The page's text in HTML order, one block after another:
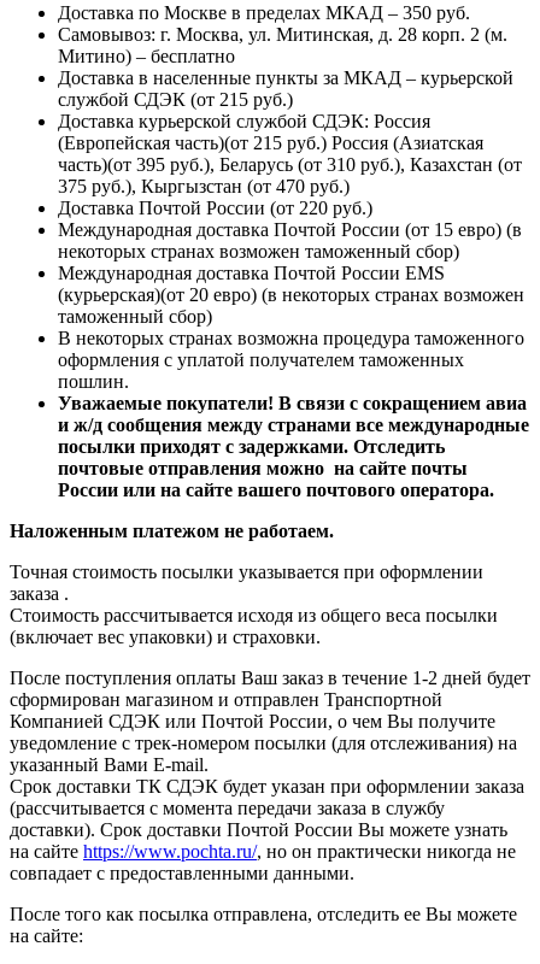
Доставка по Москве в пределах МКАД – 350 руб.
Самовывоз: г. Москва, ул. Митинская, д. 28 корп. 2 (м.
Митино) – бесплатно
Доставка в населенные пункты за МКАД – курьерской
службой СДЭК (от 215 руб.)
Доставка курьерской службой СДЭК: Россия
(Европейская часть)(от 215 руб.) Россия (Азиатская
часть)(от 395 руб.), Беларусь (от 310 руб.), Казахстан (от
375 руб.), Кыргызстан (от 470 руб.)
Доставка Почтой России (от 220 руб.)
Международная доставка Почтой России (от 15 евро) (в
некоторых странах возможен таможенный сбор)
Международная доставка Почтой России EMS
(курьерская)(от 20 евро) (в некоторых странах возможен
таможенный сбор)
В некоторых странах возможна процедура таможенного
оформления с уплатой получателем таможенных
пошлин.
Уважаемые покупатели! В связи с сокращением авиа
и ж/д сообщения между странами все международные
посылки приходят с задержками. Отследить
почтовые отправления можно на сайте почты
России или на сайте вашего почтового оператора.
Наложенным платежом не работаем.
Точная стоимость посылки указывается при оформлении
заказа .
Стоимость рассчитывается исходя из общего веса посылки
(включает вес упаковки) и страховки.
После поступления оплаты Ваш заказ в течение 1-2 дней будет
сформирован магазином и отправлен Транспортной
Компанией СДЭК или Почтой России, о чем Вы получите
уведомление с трек-номером посылки (для отслеживания) на
указанный Вами E-mail.
Срок доставки ТК СДЭК будет указан при оформлении заказа
(рассчитывается с момента передачи заказа в службу
доставки). Срок доставки Почтой России Вы можете узнать
на сайте https://www.pochta.ru/, но он практически никогда не
совпадает с предоставленными данными.
После того как посылка отправлена, отследить ее Вы можете
на сайте: